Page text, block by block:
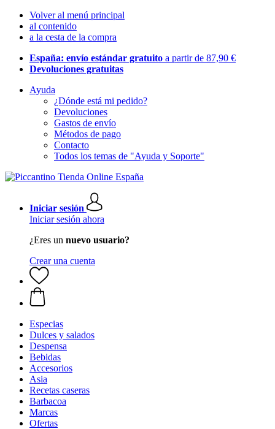
Volver al menú principal
al contenido
a la cesta de la compra
España: envío estándar gratuito a partir de 87,90 €
Devoluciones gratuitas
Ayuda
¿Dónde está mi pedido?
Devoluciones
Gastos de envío
Métodos de pago
Contacto
Todos los temas de "Ayuda y Soporte"
Iniciar sesión
Iniciar sesión ahora
¿Eres un nuevo usuario?
Crear una cuenta
Especias
Dulces y salados
Despensa
Bebidas
Accesorios
Asia
Recetas caseras
Barbacoa
Marcas
Ofertas